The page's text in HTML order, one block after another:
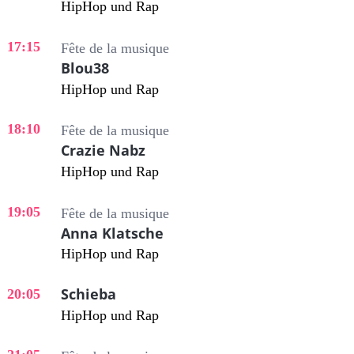
HipHop und Rap
17:15 Fête de la musique
Blou38
HipHop und Rap
18:10 Fête de la musique
Crazie Nabz
HipHop und Rap
19:05 Fête de la musique
Anna Klatsche
HipHop und Rap
20:05 Schieba
HipHop und Rap